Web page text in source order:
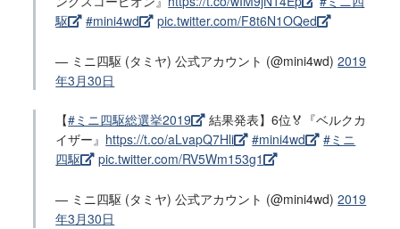
駆
#mini4wd pic.twitter.com/F8t6N1OQed
— ミニ四駆 (タミヤ) 公式アカウント (@mini4wd)2019
年3月30日
【#ミニ四駆総選挙2019
結果発表】6位🏅『ベルクカ
イザー』 https://t.co/aLvapQ7Hli #mini4wd
#ミニ
四駆
pic.twitter.com/RV5Wm153g1
— ミニ四駆 (タミヤ) 公式アカウント (@mini4wd)2019
年3月30日